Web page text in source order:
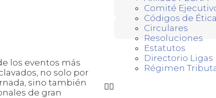
Comité
Códigos de
Circulares
Resoluciones
Estatutos
Directorio Ligas
Régimen
los eventos más
no solo por
sino también
de gran